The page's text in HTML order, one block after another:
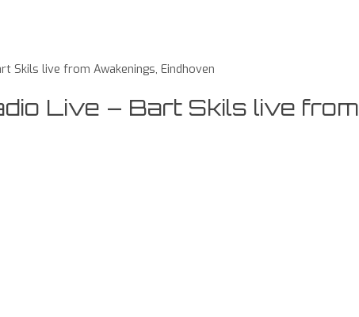
Skils live from Awakenings, Eindhoven
Live – Bart Skils live from